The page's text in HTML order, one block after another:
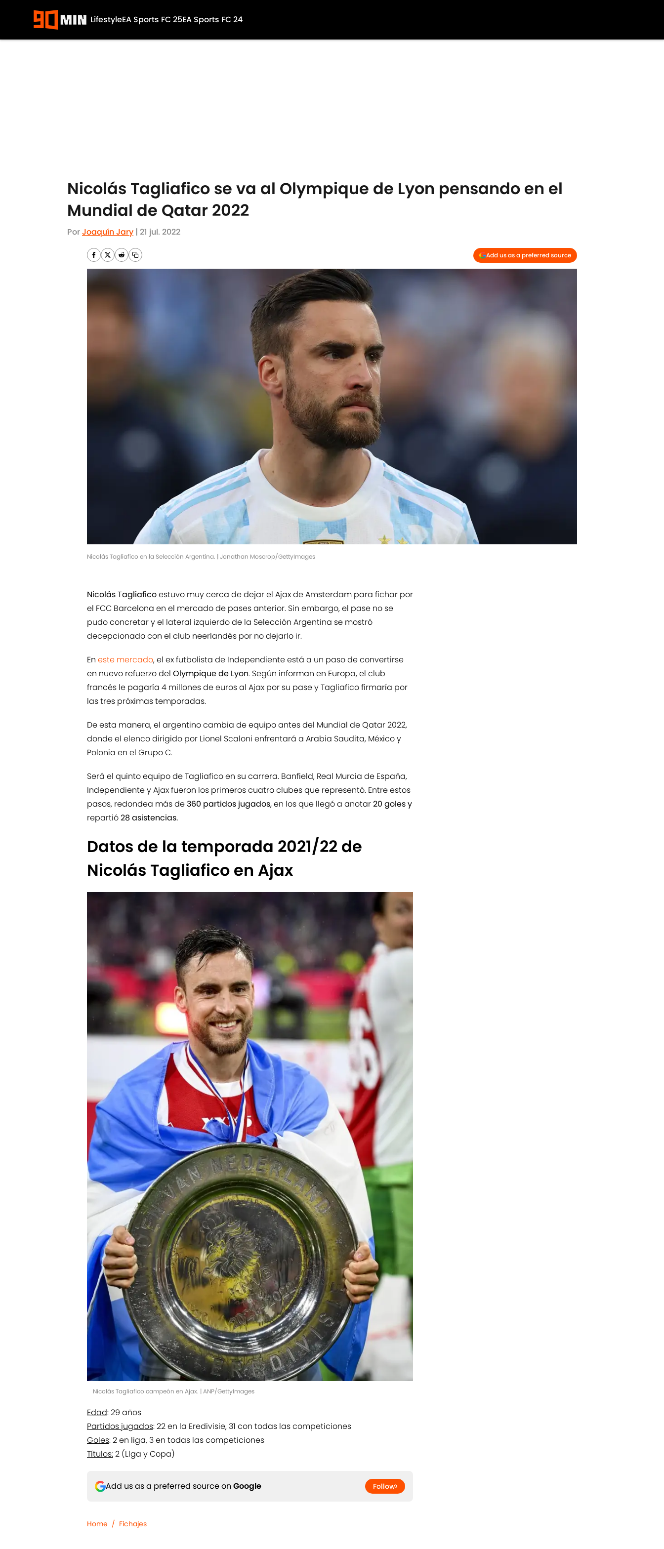
LifestyleEA Sports FC 25EA Sports FC 24
Nicolás Tagliafico se va al Olympique de Lyon pensando en el
Mundial de Qatar 2022
PorJoaquín Jary | 21 jul. 2022
Add us as a preferred source
Nicolás Tagliafico en la Selección Argentina. | Jonathan Moscrop/GettyImages
Nicolás Tagliaficoestuvo muy cerca de dejar el Ajax de Amsterdam para fichar por
el FCC Barcelona en el mercado de pases anterior. Sin embargo, el pase no se
pudo concretar y el lateral izquierdo de la Selección Argentina se mostró
decepcionado con el club neerlandés por no dejarlo ir.
En este mercado, el ex futbolista de Independiente está a un paso de convertirse
en nuevo refuerzo del Olympique de Lyon. Según informan en Europa, el club
francés le pagaría 4 millones de euros al Ajax por su pase y Tagliafico firmaría por
las tres próximas temporadas.
De esta manera, el argentino cambia de equipo antes del Mundial de Qatar 2022,
donde el elenco dirigido por Lionel Scaloni enfrentará a Arabia Saudita, México y
Polonia en el Grupo C.
Será el quinto equipo de Tagliafico en su carrera. Banfield, Real Murcia de España,
Independiente y Ajax fueron los primeros cuatro clubes que representó. Entre estos
pasos, redondea más de 360 partidos jugados,en los que llegó a anotar20 goles y
repartió28 asistencias.
Datos de la temporada 2021/22 de
Nicolás Tagliafico en Ajax
Nicolás Tagliafico campeón en Ajax. | ANP/GettyImages
Edad: 29 años
Partidos jugados: 22 en la Eredivisie, 31 con todas las competiciones
Goles: 2 en liga, 3 en todas las competiciones
Títulos:2 (Llga y Copa)
Add us as a preferred source on Google Follow
Home / Fichajes